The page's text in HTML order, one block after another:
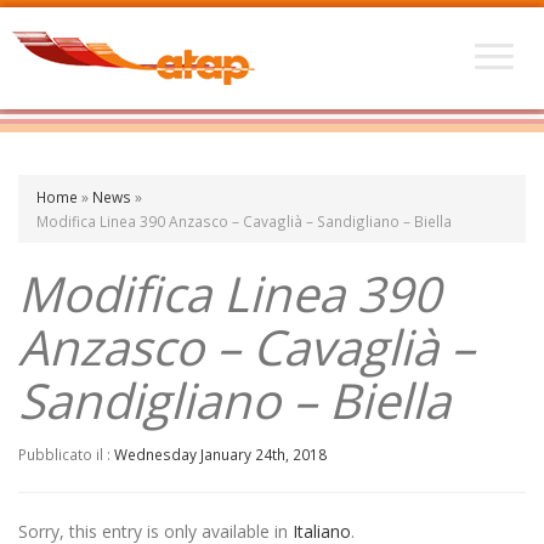
Home » News »
Modifica Linea 390 Anzasco – Cavaglià – Sandigliano – Biella
Modifica Linea 390
Anzasco – Cavaglià –
Sandigliano – Biella
Pubblicato il : Wednesday January 24th, 2018
Sorry, this entry is only available in Italiano.